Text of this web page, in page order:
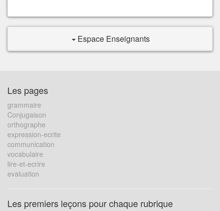
Espace Enseignants
Les pages
grammaire
Conjugaison
orthographe
expression-ecrite
communication
vocabulaire
lire-et-ecrire
evaluation
Les premiers leçons pour chaque rubrique